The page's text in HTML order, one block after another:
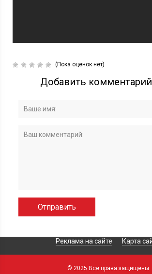
(Пока оценок нет)
Добавить комментарий
Реклама на сайте Карта
© 2025 Все права защищены